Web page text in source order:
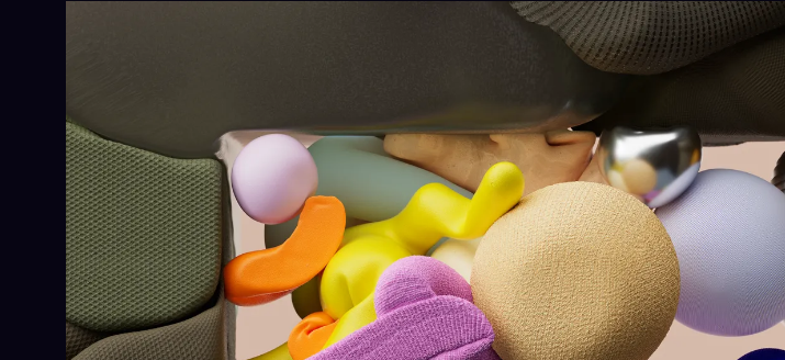
今晚
一鍵配搭出三餸一湯的完美晚
惱
立即